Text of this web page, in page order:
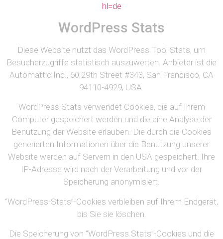
hl=de
WordPress Stats
Diese Website nutzt das WordPress Tool Stats, um
Besucherzugriffe statistisch auszuwerten. Anbieter ist die
Automattic Inc., 60 29th Street #343, San Francisco, CA
94110-4929, USA.
WordPress Stats verwendet Cookies, die auf Ihrem
Computer gespeichert werden und die eine Analyse der
Benutzung der Website erlauben. Die durch die Cookies
generierten Informationen über die Benutzung unserer
Website werden auf Servern in den USA gespeichert. Ihre
IP-Adresse wird nach der Verarbeitung und vor der
Speicherung anonymisiert.
“WordPress-Stats”-Cookies verbleiben auf Ihrem Endgerät,
bis Sie sie löschen.
Die Speicherung von “WordPress Stats”-Cookies und die